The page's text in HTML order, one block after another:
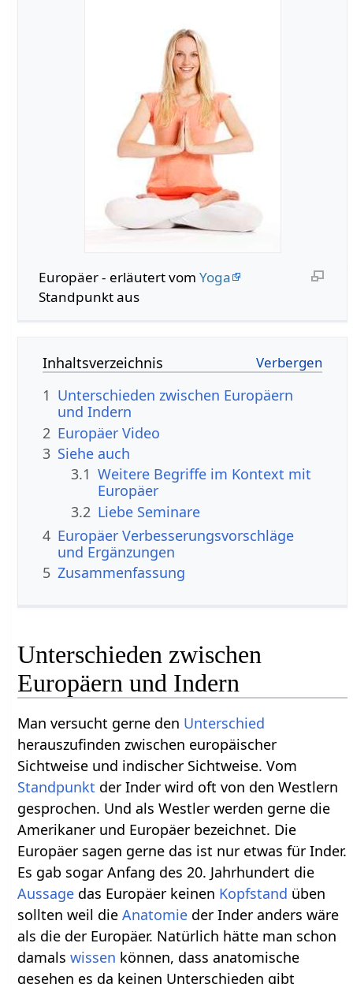
Europäer‏‎ - erläutert vom Yoga
Standpunkt aus
Inhaltsverzeichnis
1 Unterschieden zwischen Europäern
und Indern
2
Europäer‏‎ Video
3 Siehe auch
3.1 Weitere Begriffe im Kontext mit
3.2 Liebe Seminare
4 Europäer‏‎ Verbesserungsvorschläge
und Ergänzungen
5 Zusammenfassung
Unterschieden zwischen
Europäern und Indern
Man versucht gerne den Unterschied
herauszufinden zwischen europäischer
Sichtweise und indischer Sichtweise. Vom
Standpunkt der Inder wird oft von den Westlern
gesprochen. Und als Westler werden gerne die
Amerikaner und Europäer bezeichnet. Die
Europäer sagen gerne das ist nur etwas für Inder.
Es gab sogar Anfang des 20. Jahrhundert die
Aussage das Europäer keinen Kopfstand üben
sollten weil dieAnatomie der Inder anders wäre
als die der Europäer. Natürlich hätte man schon
damalswissen können, dass anatomische
gesehen es da keinen Unterschieden gibt